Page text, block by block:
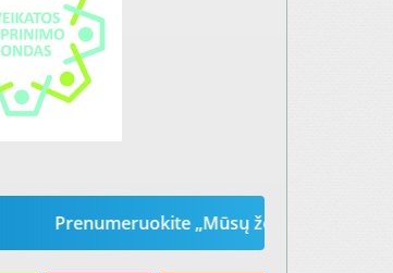
„Mūsų žodį“ 2026-iems metams.